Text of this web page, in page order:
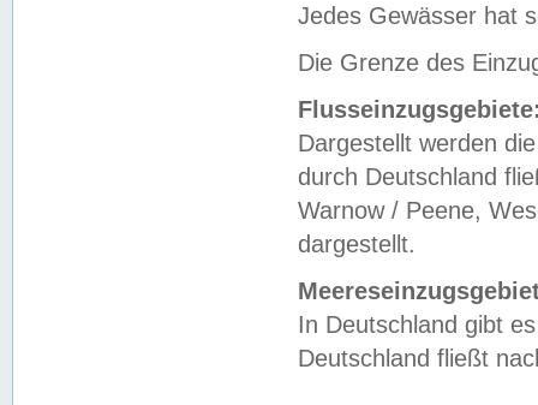
Jedes Gewässer hat
Die Grenze des
Dargestellt werden
durch Deutschland
Warnow / Peene,
dargestellt.
In Deutschland gibt
Deutschland fließt